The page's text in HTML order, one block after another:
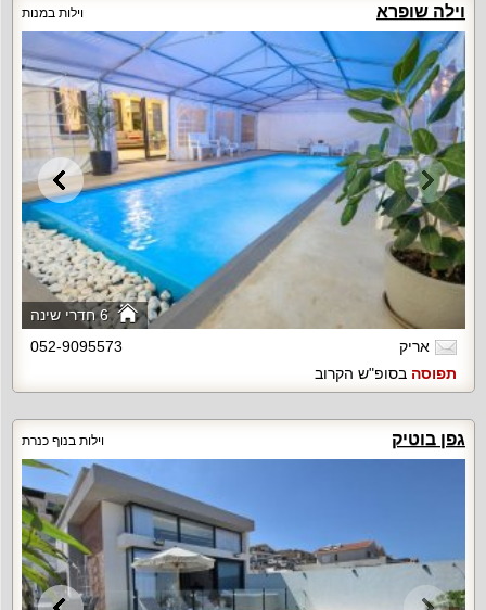
וילה שופרא וילות במנות
6 חדרי שינה
אריק
052-9095573
תפוסה בסופ"ש הקרוב
גפן בוטיק וילות בנוף כנרת